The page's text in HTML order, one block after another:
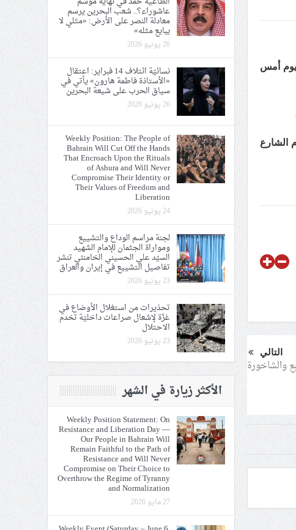
في الحريّة والتحرير
العكر يوم أمس
الشارع
التالي
والشاخورة
عاشوراء؟.. شعب البحرين يرسم
معادلة النصر على الأرض: «مثلي لا
يبايع مثله»
26 يونيو 2026
نسائيّة ائتلاف 14 فبراير: اعتقال
«الأستاذة فاطمة هارون» يأتي في
سياق الحرب على شيعة البحرين
26 يونيو 2026
Weekly Position: The People of
Bahrain Will Cut Off the Hands
That Encroach Upon the Rituals
of Ashura and Will Never
Compromise Their Identity or
Their Values of Freedom and
Liberation
24 يونيو 2026
لجنة مراسم الوداع والتشييع
ومواراة الجثمان للإمام الشهيد
السيّد علي الحسيني الخامنئي تنشر
تفاصيل التشييع في إيران والعراق
23 يونيو 2026
تحذيرات من استغلال الأوضاع في
غزّة لإشعال صراعات داخليّة تخدم
الاحتلال
23 يونيو 2026
الأكثر زيارة في الشهر
Weekly Position Statement: On
Resistance and Liberation Day —
Our People in Bahrain Will
Remain Faithful to the Path of
Resistance and Will Never
Compromise on Their Choice to
Overthrow the Regime of Tyranny
and Normalization
27 مايو 2026